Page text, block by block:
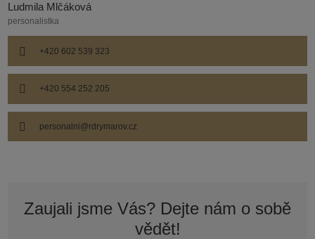
Ludmila Mlčáková
personalistka
+420 602 539 323
+420 554 252 205
personalni@rdrymarov.cz
Zaujali jsme Vás? Dejte nám o sobě
vědět!